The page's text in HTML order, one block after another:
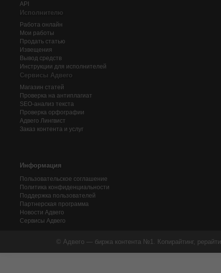
API
Исполнителю
Работа онлайн
Мои работы
Продать статью
Извещения
Вывод средств
Инструкции для исполнителей
Сервисы Адвего
Магазин статей
Проверка на антиплагиат
SEO-анализ текста
Проверка орфографии
Адвего Лингвист
Заказ контента и услуг
Информация
Пользовательское соглашение
Политика конфиденциальности
Поддержка пользователей
Партнерская программа
Новости Адвего
Сервисы Адвего
© Адвего — биржа контента №1. Копирайтинг,